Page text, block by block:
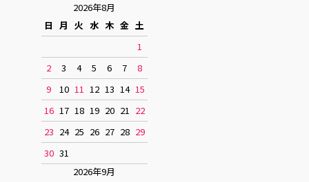
2026年8月
日 月 火 水 木 金 土
1
2
3 4 5 6 7
8
9
10 11 12 13 14 15
16 17 18 19 20 21 22
23 24 25 26 27 28 29
30 31
2026年9月